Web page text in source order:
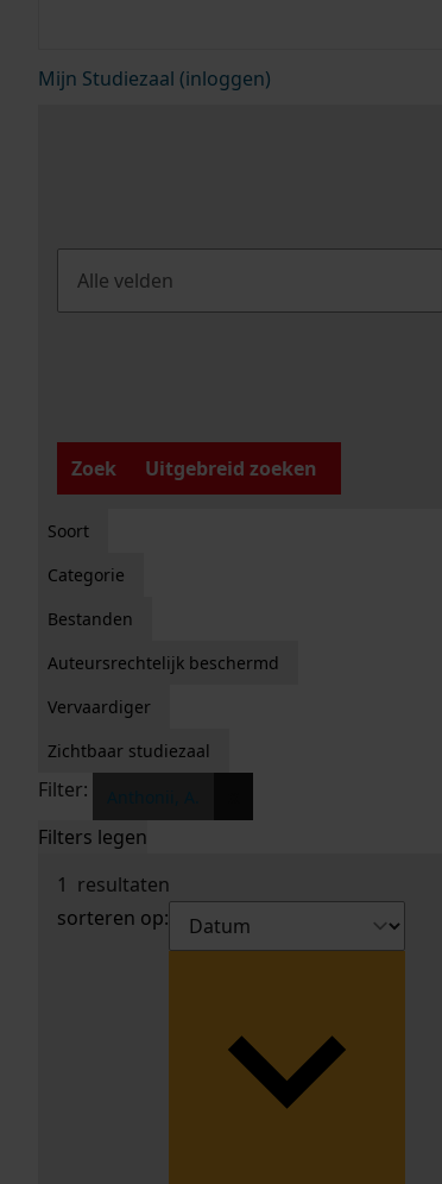
Mijn Studiezaal (inloggen)
Zoek
Uitgebreid zoeken
Soort
Categorie
Bestanden
Auteursrechtelijk beschermd
Vervaardiger
Zichtbaar studiezaal
Filter:
Filters legen
1 resultaten
sorteren op: